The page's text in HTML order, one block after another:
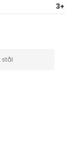
udvikling.
børns
om det
vil Robinia
i din
forældre vil
3+
stål